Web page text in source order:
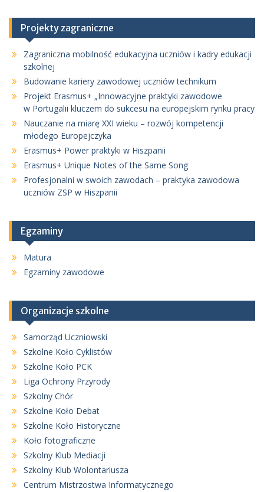
Projekty zagraniczne
Zagraniczna mobilność edukacyjna uczniów i kadry edukacji
szkolnej
Budowanie kariery zawodowej uczniów technikum
Projekt Erasmus+ „Innowacyjne praktyki zawodowe
w Portugalii kluczem do sukcesu na europejskim rynku pracy
Nauczanie na miarę XXI wieku – rozwój kompetencji
młodego Europejczyka
Erasmus+ Power praktyki w Hiszpanii
Erasmus+ Unique Notes of the Same Song
Profesjonalni w swoich zawodach – praktyka zawodowa
uczniów ZSP w Hiszpanii
Egzaminy
Matura
Egzaminy zawodowe
Organizacje szkolne
Samorząd Uczniowski
Szkolne Koło Cyklistów
Szkolne Koło PCK
Liga Ochrony Przyrody
Szkolny Chór
Szkolne Koło Debat
Szkolne Koło Historyczne
Koło fotograficzne
Szkolny Klub Mediacji
Szkolny Klub Wolontariusza
Centrum Mistrzostwa Informatycznego